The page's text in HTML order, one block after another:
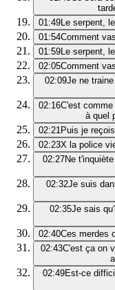
01:49Le serpent,
01:54Comment
01:59Le serpent,
02:05Comment
02:09Je ne
02:16C'est
à quel
02:21Puis je
02:23X la police
02:27Ne
02:32Je suis
02:35Je sais
02:40Ces merdes
02:43C'est ça on
02:49Est-ce